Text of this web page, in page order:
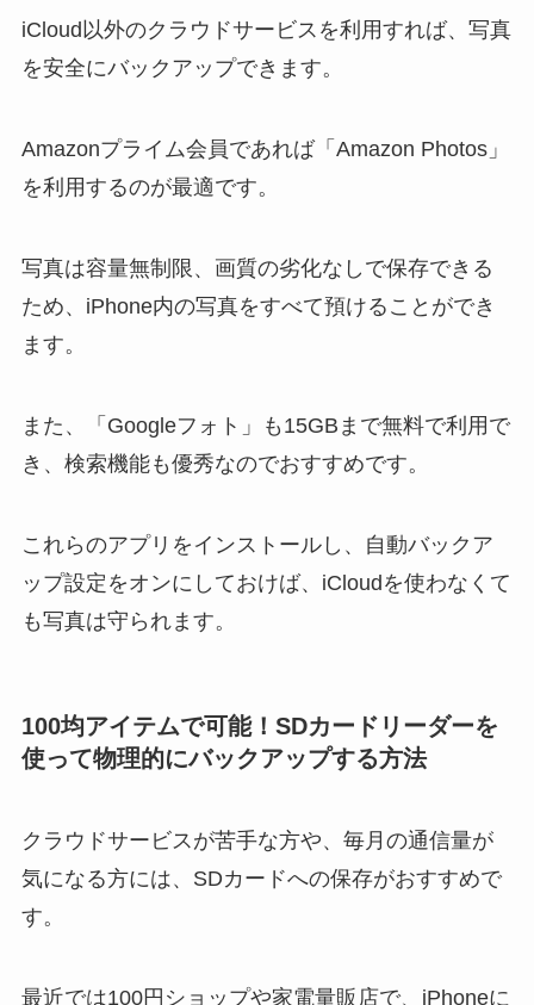
iCloud以外のクラウドサービスを利用すれば、写真
を安全にバックアップできます。
Amazonプライム会員であれば「Amazon Photos」
を利用するのが最適です。
写真は容量無制限、画質の劣化なしで保存できる
ため、iPhone内の写真をすべて預けることができ
ます。
また、「Googleフォト」も15GBまで無料で利用で
き、検索機能も優秀なのでおすすめです。
これらのアプリをインストールし、自動バックア
ップ設定をオンにしておけば、iCloudを使わなくて
も写真は守られます。
100均アイテムで可能！SDカードリーダーを
使って物理的にバックアップする方法
クラウドサービスが苦手な方や、毎月の通信量が
気になる方には、SDカードへの保存がおすすめで
す。
最近では100円ショップや家電量販店で、iPhoneに